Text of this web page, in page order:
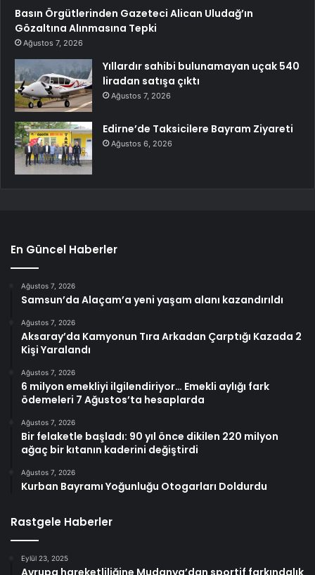
Basın Örgütlerinden Gazeteci Alican Uludağ’ın
Gözaltına Alınmasına Tepki
Ağustos 7, 2026
Yıllardır sahibi bulunamayan uçak 540
liradan satışa çıktı
Ağustos 7, 2026
Edirne’de Taksicilere Bayram Ziyareti
Ağustos 6, 2026
En Güncel Haberler
Ağustos 7, 2026
Samsun’da Alaçam’a yeni yaşam alanı kazandırıldı
Ağustos 7, 2026
Aksaray’da Kamyonun Tıra Arkadan Çarptığı Kazada 2
Kişi Yaralandı
Ağustos 7, 2026
6 milyon emekliyi ilgilendiriyor… Emekli aylığı fark
ödemeleri 7 Ağustos’ta hesaplarda
Ağustos 7, 2026
Bir felaketle başladı: 90 yıl önce dikilen 220 milyon
ağaç bir kıtanın kaderini değiştirdi
Ağustos 7, 2026
Kurban Bayramı Yoğunluğu Otogarları Doldurdu
Rastgele Haberler
Eylül 23, 2025